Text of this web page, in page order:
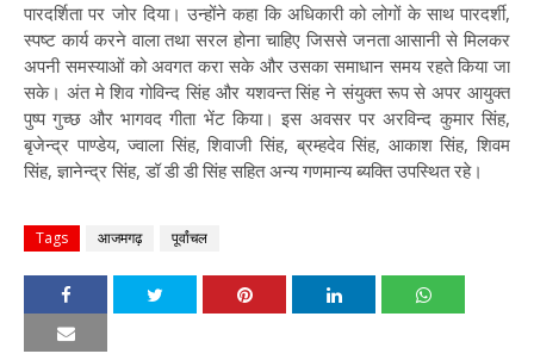
पारदर्शिता पर जोर दिया। उन्होंने कहा कि अधिकारी को लोगों के साथ पारदर्शी,
स्पष्ट कार्य करने वाला तथा सरल होना चाहिए जिससे जनता आसानी से मिलकर
अपनी समस्याओं को अवगत करा सके और उसका समाधान समय रहते किया जा
सके। अंत मे शिव गोविन्द सिंह और यशवन्त सिंह ने संयुक्त रूप से अपर आयुक्त
पुष्प गुच्छ और भागवद गीता भेंट किया। इस अवसर पर अरविन्द कुमार सिंह,
बृजेन्द्र पाण्डेय, ज्वाला सिंह, शिवाजी सिंह, ब्रम्हदेव सिंह, आकाश सिंह, शिवम
सिंह, ज्ञानेन्द्र सिंह, डॉ डी डी सिंह सहित अन्य गणमान्य ब्यक्ति उपस्थित रहे।
Tags आजमगढ़ पूर्वांचल